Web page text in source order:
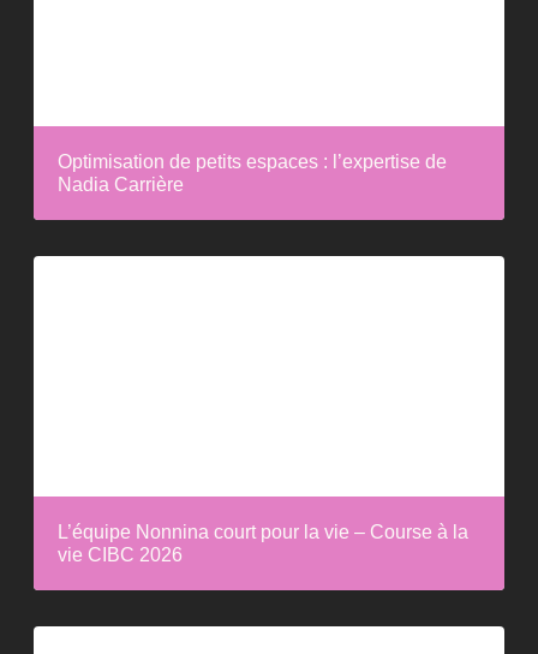
Optimisation de petits espaces : l’expertise de
Nadia Carrière
L’équipe Nonnina court pour la vie – Course à la
vie CIBC 2026